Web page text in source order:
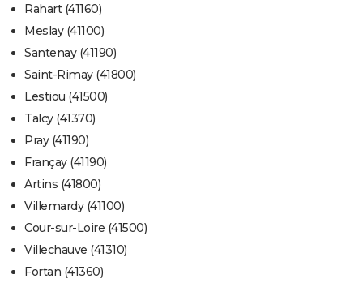
Rahart (41160)
Meslay (41100)
Santenay (41190)
Saint-Rimay (41800)
Lestiou (41500)
Talcy (41370)
Pray (41190)
Françay (41190)
Artins (41800)
Villemardy (41100)
Cour-sur-Loire (41500)
Villechauve (41310)
Fortan (41360)